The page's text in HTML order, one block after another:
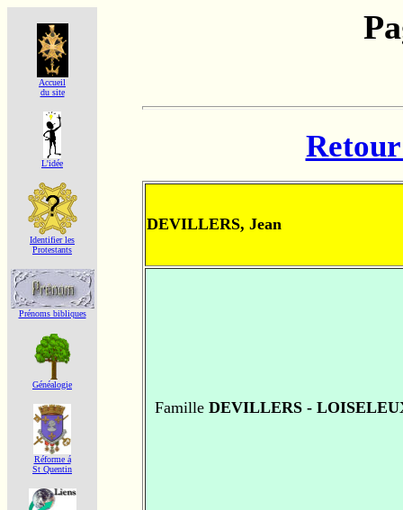
Accueil
du site
L'idée
Identifier les
Protestants
Prénoms bibliques
Généalogie
Réforme á
St Quentin
DEVILLERS, Jean
Famille DEVILLERS -